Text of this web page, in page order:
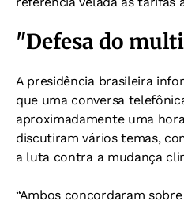
"Defesa do
A presidência brasileira
que uma conversa
aproximadamente uma
discutiram vários temas,
a luta contra a mudança
“Ambos concordaram